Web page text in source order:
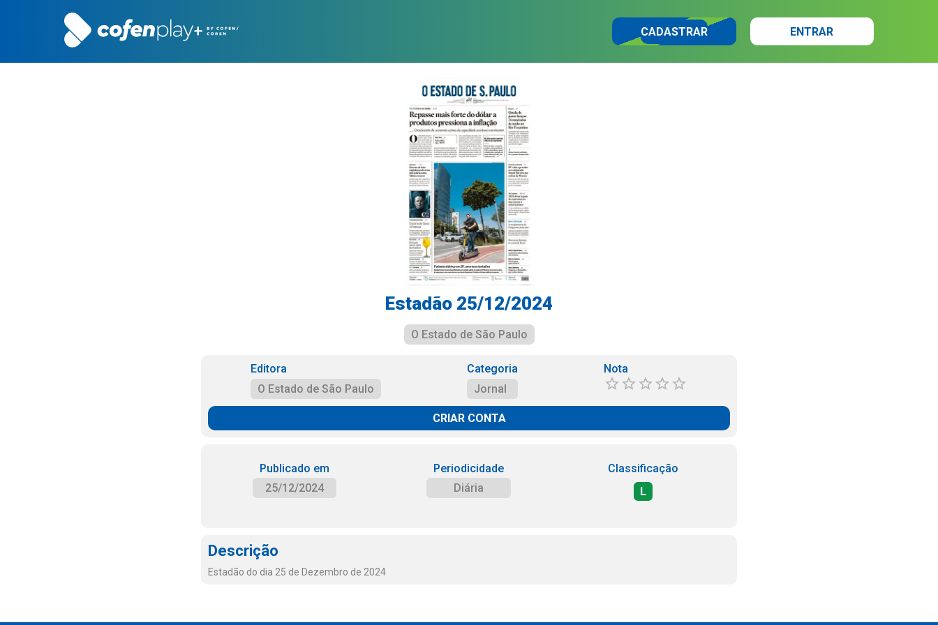
CADASTRAR ENTRAR
Estadão 25/12/2024
O Estado de São Paulo
Editora
O Estado de São Paulo
Categoria
Jornal
Nota
CRIAR CONTA
Publicado em
25/12/2024
Periodicidade
Diária
Classificação
L
Descrição
Estadão do dia 25 de Dezembro de 2024